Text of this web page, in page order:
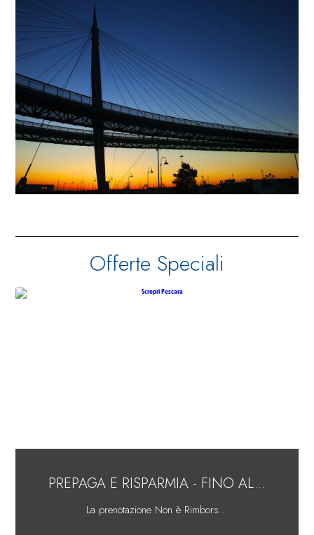
Offerte Speciali
PREPAGA E RISPARMIA - FINO AL...
La prenotazione Non è Rimbors...